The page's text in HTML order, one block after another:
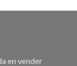
en vender